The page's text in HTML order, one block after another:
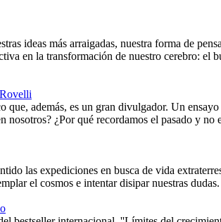
ideas más arraigadas, nuestra forma de
en la transformación de nuestro cerebro: el
además, es un gran divulgador. Un
nosotros? ¿Por qué recordamos el pasado y
las expediciones en busca de vida
el cosmos e intentar disipar nuestras